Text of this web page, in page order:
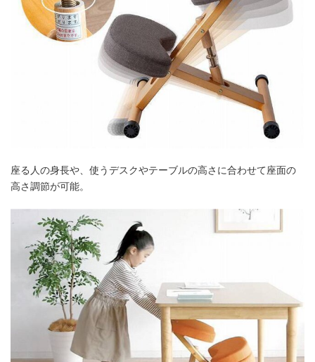
座る人の身長や、使うデスクやテーブルの高さに合わせて座面の
高さ調節が可能。